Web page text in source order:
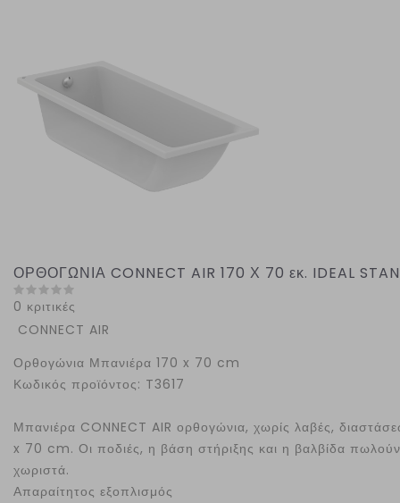
ΟΡΘΟΓΩΝΙΑ CONNECT AIR 170 Χ 70 εκ. IDEAL
0 κριτικές
CONNECT AIR
Ορθογώνια Μπανιέρα 170 x 70 cm
Κωδικός προϊόντος: T3617
Μπανιέρα CONNECT AIR ορθογώνια, χωρίς λαβές,
x 70 cm. Οι ποδιές, η βάση στήριξης και η βαλβίδα
χωριστά.
Απαραίτητος εξοπλισμός